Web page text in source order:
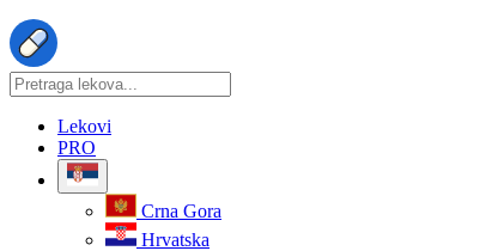
Lekovi
PRO
Crna Gora
Hrvatska